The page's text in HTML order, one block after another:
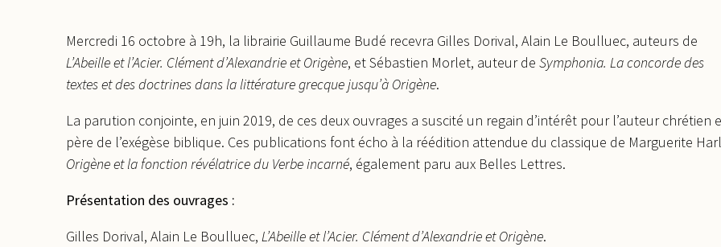
Mercredi 16 octobre à 19h, la librairie Guillaume Budé recevra Gilles Dorival, Alain Le Boulluec, auteurs de
L’Abeille et l’Acier. Clément d’Alexandrie et Origène, et Sébastien Morlet, auteur de Symphonia. La concorde des
textes et des doctrines dans la littérature grecque jusqu’à Origène.
La parution conjointe, en juin 2019, de ces deux ouvrages a suscité un regain d’intérêt pour l’auteur chrétien
père de l’exégèse biblique. Ces publications font écho à la réédition attendue du classique de Marguerite
Origène et la fonction révélatrice du Verbe incarné, également paru aux Belles Lettres.
Présentation des ouvrages :
Gilles Dorival, Alain Le Boulluec, L’Abeille et l’Acier. Clément d’Alexandrie et Origène.